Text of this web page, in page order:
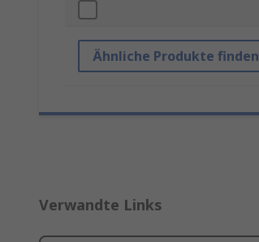
Ähnliche Produkte finden
Verwandte Links